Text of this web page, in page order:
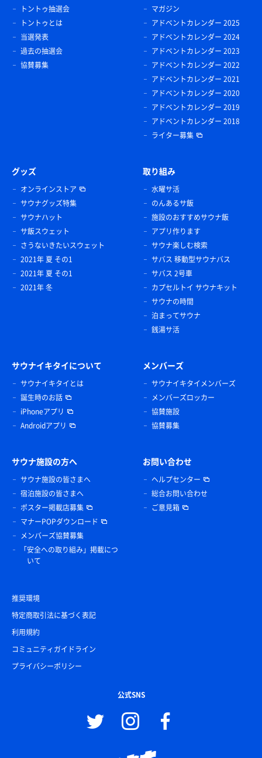
トントゥ抽選会
トントゥとは
当選発表
過去の抽選会
協賛募集
マガジン
アドベントカレンダー 2025
アドベントカレンダー 2024
アドベントカレンダー 2023
アドベントカレンダー 2022
アドベントカレンダー 2021
アドベントカレンダー 2020
アドベントカレンダー 2019
アドベントカレンダー 2018
ライター募集
グッズ
オンラインストア
サウナグッズ特集
サウナハット
サ飯スウェット
さうないきたいスウェット
2021年 夏 その1
2021年 夏 その1
2021年 冬
取り組み
水曜サ活
のんあるサ飯
施設のおすすめサウナ飯
アプリ作ります
サウナ楽しむ検索
サバス 移動型サウナバス
サバス 2号車
カプセルトイ サウナキット
サウナの時間
泊まってサウナ
銭湯サ活
サウナイキタイについて
サウナイキタイとは
誕生時のお話
iPhoneアプリ
Androidアプリ
メンバーズ
サウナイキタイメンバーズ
メンバーズロッカー
協賛施設
協賛募集
サウナ施設の方へ
サウナ施設の皆さまへ
宿泊施設の皆さまへ
ポスター掲載店募集
マナーPOPダウンロード
メンバーズ協賛募集
「安全への取り組み」掲載につ
いて
お問い合わせ
ヘルプセンター
総合お問い合わせ
ご意見箱
推奨環境
特定商取引法に基づく表記
利用規約
コミュニティガイドライン
プライバシーポリシー
公式SNS